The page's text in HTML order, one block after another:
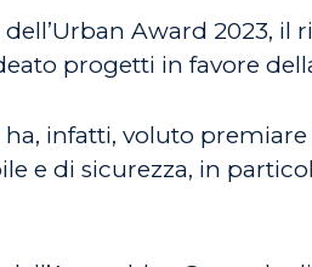
Award 2023, il
progetti in favore
infatti, voluto
e di sicurezza, in